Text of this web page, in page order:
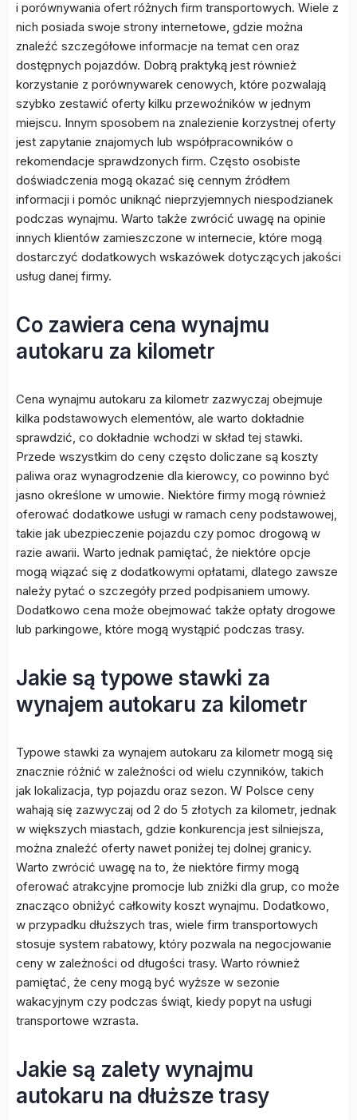
i porównywania ofert różnych firm transportowych. Wiele z
nich posiada swoje strony internetowe, gdzie można
znaleźć szczegółowe informacje na temat cen oraz
dostępnych pojazdów. Dobrą praktyką jest również
korzystanie z porównywarek cenowych, które pozwalają
szybko zestawić oferty kilku przewoźników w jednym
miejscu. Innym sposobem na znalezienie korzystnej oferty
jest zapytanie znajomych lub współpracowników o
rekomendacje sprawdzonych firm. Często osobiste
doświadczenia mogą okazać się cennym źródłem
informacji i pomóc uniknąć nieprzyjemnych niespodzianek
podczas wynajmu. Warto także zwrócić uwagę na opinie
innych klientów zamieszczone w internecie, które mogą
dostarczyć dodatkowych wskazówek dotyczących jakości
usług danej firmy.
Co zawiera cena wynajmu
autokaru za kilometr
Cena wynajmu autokaru za kilometr zazwyczaj obejmuje
kilka podstawowych elementów, ale warto dokładnie
sprawdzić, co dokładnie wchodzi w skład tej stawki.
Przede wszystkim do ceny często doliczane są koszty
paliwa oraz wynagrodzenie dla kierowcy, co powinno być
jasno określone w umowie. Niektóre firmy mogą również
oferować dodatkowe usługi w ramach ceny podstawowej,
takie jak ubezpieczenie pojazdu czy pomoc drogową w
razie awarii. Warto jednak pamiętać, że niektóre opcje
mogą wiązać się z dodatkowymi opłatami, dlatego zawsze
należy pytać o szczegóły przed podpisaniem umowy.
Dodatkowo cena może obejmować także opłaty drogowe
lub parkingowe, które mogą wystąpić podczas trasy.
Jakie są typowe stawki za
wynajem autokaru za kilometr
Typowe stawki za wynajem autokaru za kilometr mogą się
znacznie różnić w zależności od wielu czynników, takich
jak lokalizacja, typ pojazdu oraz sezon. W Polsce ceny
wahają się zazwyczaj od 2 do 5 złotych za kilometr, jednak
w większych miastach, gdzie konkurencja jest silniejsza,
można znaleźć oferty nawet poniżej tej dolnej granicy.
Warto zwrócić uwagę na to, że niektóre firmy mogą
oferować atrakcyjne promocje lub zniżki dla grup, co może
znacząco obniżyć całkowity koszt wynajmu. Dodatkowo,
w przypadku dłuższych tras, wiele firm transportowych
stosuje system rabatowy, który pozwala na negocjowanie
ceny w zależności od długości trasy. Warto również
pamiętać, że ceny mogą być wyższe w sezonie
wakacyjnym czy podczas świąt, kiedy popyt na usługi
transportowe wzrasta.
Jakie są zalety wynajmu
autokaru na dłuższe trasy